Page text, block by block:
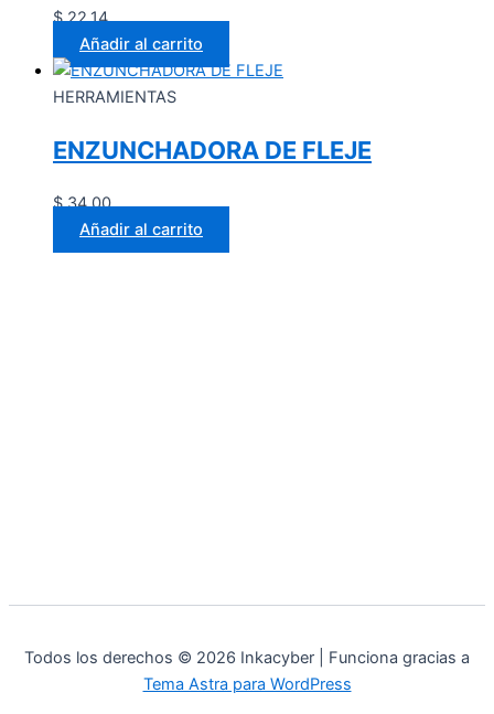
$22.14
Añadir al carrito
HERRAMIENTAS
ENZUNCHADORA DE FLEJE
$34.00
Añadir al carrito
Todos los derechos © 2026 Inkacyber | Funciona gracias a
Tema Astra para WordPress